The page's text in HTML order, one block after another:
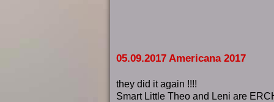
05.09.2017 Americana 2017
they did it again !!!!
Smart Little Theo and Leni are